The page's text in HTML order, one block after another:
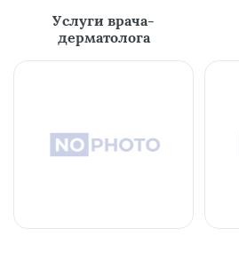
Услуги врача-
дерматолога